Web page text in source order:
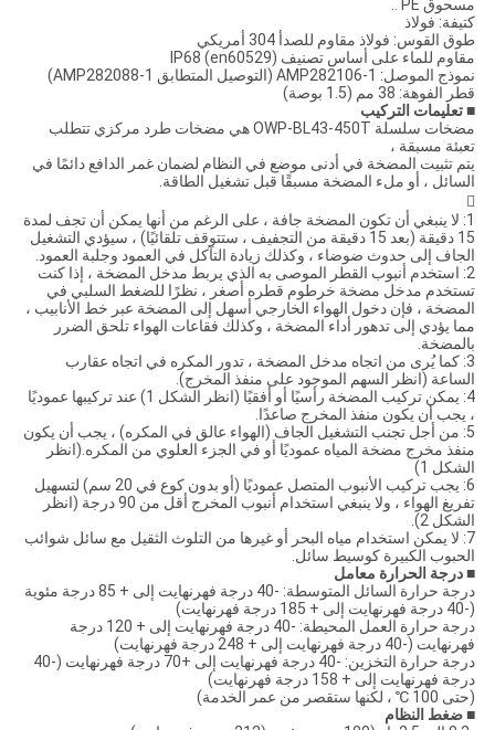
مسحوق PE ..
كتيفة: فولاذ
طوق القوس: فولاذ مقاوم للصدأ 304 أمريكي
مقاوم للماء على أساس تصنيف IP68 (en60529)
نموذج الموصل: AMP282106-1 (التوصيل المتطابق AMP282088-1)
قطر الفوهة: 38 مم (1.5 بوصة)
■تعليمات التركيب
مضخات سلسلة OWP-BL43-450T هي مضخات طرد مركزي تتطلب
تعبئة مسبقة ،
يتم تثبيت المضخة في أدنى موضع في النظام لضمان غمر الدافع دائمًا في
السائل ، أو ملء المضخة مسبقًا قبل تشغيل الطاقة.

1: لا ينبغي أن تكون المضخة جافة ، على الرغم من أنها يمكن أن تجف لمدة
15 دقيقة (بعد 15 دقيقة من التجفيف ، ستتوقف تلقائيًا) ، سيؤدي التشغيل
الجاف إلى حدوث ضوضاء ، وكذلك زيادة التآكل في العمود وجلبة العمود.
2: استخدم أنبوب القطر الموصى به الذي يربط مدخل المضخة ، إذا كنت
تستخدم مدخل مضخة خرطوم قطره أصغر ، نظرًا للضغط السلبي في
المضخة ، فإن دخول الهواء الخارجي أسهل إلى المضخة عبر خط الأنابيب ،
مما يؤدي إلى تدهور أداء المضخة ، وكذلك فقاعات الهواء تلحق الضرر
بالمضخة.
3: كما يُرى من اتجاه مدخل المضخة ، تدور المكره في اتجاه عقارب
الساعة (انظر السهم الموجود على منفذ المخرج).
4: يمكن تركيب المضخة رأسيًا أو أفقيًا (انظر الشكل 1) عند تركيبها عموديًا
، يجب أن يكون منفذ المخرج صاعدًا.
5: من أجل تجنب التشغيل الجاف (الهواء عالق في المكره) ، يجب أن يكون
منفذ مخرج مضخة المياه عموديًا أو في الجزء العلوي من المكره.(انظر
الشكل 1)
6: يجب تركيب الأنبوب المتصل عموديًا (أو بدون كوع في 20 سم) لتسهيل
تفريغ الهواء ، ولا ينبغي استخدام أنبوب المخرج أقل من 90 درجة (انظر
الشكل 2).
7: لا يمكن استخدام مياه البحر أو غيرها من التلوث الثقيل مع سائل شوائب
الحبوب الكبيرة كوسيط سائل.
■ درجة الحرارة معامل
درجة حرارة السائل المتوسطة: -40 درجة فهرنهايت إلى + 85 درجة مئوية
(-40 درجة فهرنهايت إلى + 185 درجة فهرنهايت)
درجة حرارة العمل المحيطة: -40 درجة فهرنهايت إلى + 120 درجة
فهرنهايت (-40 درجة فهرنهايت إلى + 248 درجة فهرنهايت)
درجة حرارة التخزين: -40 درجة فهرنهايت إلى +70 درجة فهرنهايت (-40
درجة فهرنهايت إلى + 158 درجة فهرنهايت)
(حتى 100 ℃ ، لكنها ستقصر من عمر الخدمة)
■ضغط النظام